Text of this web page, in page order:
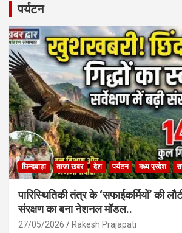
b
o
o
k
A
p
p
पर्यटन
छिन्दवाड़ा ताजा खबर देश पर्यटन मध्य प्रदेश
पारिस्थितिकी तंत्र के ‘सफाईकर्मियों’ की
संरक्षण का बना नेशनल मॉडल..
27/05/2026 Rakesh Prajapati